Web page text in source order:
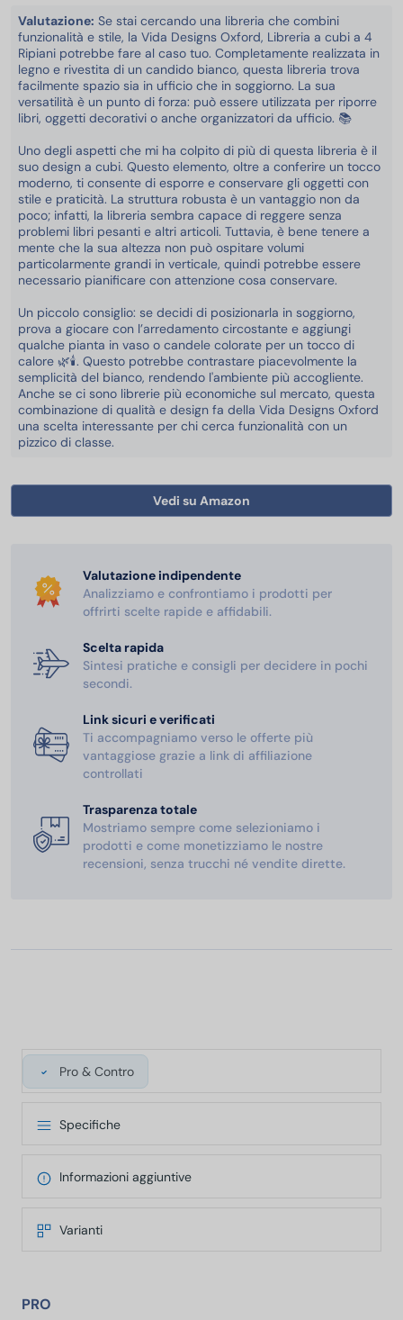
Valutazione: Se stai cercando una libreria che combini
funzionalità e stile, la Vida Designs Oxford, Libreria a cubi a 4
Ripiani potrebbe fare al caso tuo. Completamente realizzata in
legno e rivestita di un candido bianco, questa libreria trova
facilmente spazio sia in ufficio che in soggiorno. La sua
versatilità è un punto di forza: può essere utilizzata per riporre
libri, oggetti decorativi o anche organizzatori da ufficio. 📚
Uno degli aspetti che mi ha colpito di più di questa libreria è il
suo design a cubi. Questo elemento, oltre a conferire un tocco
moderno, ti consente di esporre e conservare gli oggetti con
stile e praticità. La struttura robusta è un vantaggio non da
poco; infatti, la libreria sembra capace di reggere senza
problemi libri pesanti e altri articoli. Tuttavia, è bene tenere a
mente che la sua altezza non può ospitare volumi
particolarmente grandi in verticale, quindi potrebbe essere
necessario pianificare con attenzione cosa conservare.
Un piccolo consiglio: se decidi di posizionarla in soggiorno,
prova a giocare con l’arredamento circostante e aggiungi
qualche pianta in vaso o candele colorate per un tocco di
calore 🌿🕯️. Questo potrebbe contrastare piacevolmente la
semplicità del bianco, rendendo l'ambiente più accogliente.
Anche se ci sono librerie più economiche sul mercato, questa
combinazione di qualità e design fa della Vida Designs Oxford
una scelta interessante per chi cerca funzionalità con un
pizzico di classe.
Vedi su Amazon
Valutazione indipendente
Analizziamo e confrontiamo i prodotti per
offrirti scelte rapide e affidabili.
Scelta rapida
Sintesi pratiche e consigli per decidere in pochi
secondi.
Link sicuri e verificati
Ti accompagniamo verso le offerte più
vantaggiose grazie a link di affiliazione
controllati
Trasparenza totale
Mostriamo sempre come selezioniamo i
prodotti e come monetizziamo le nostre
recensioni, senza trucchi né vendite dirette.
Pro & Contro
Specifiche
Informazioni aggiuntive
Varianti
PRO